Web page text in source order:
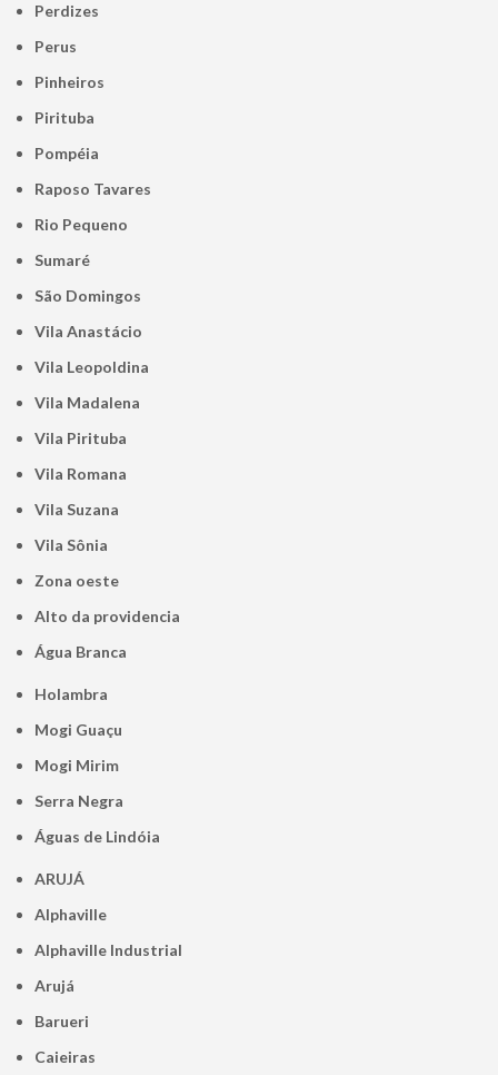
Perdizes
Perus
Pinheiros
Pirituba
Pompéia
Raposo Tavares
Rio Pequeno
Sumaré
São Domingos
Vila Anastácio
Vila Leopoldina
Vila Madalena
Vila Pirituba
Vila Romana
Vila Suzana
Vila Sônia
Zona oeste
alto da providencia
Água Branca
Holambra
Mogi Guaçu
Mogi Mirim
Serra Negra
Águas de Lindóia
ARUJÁ
Alphaville
Alphaville Industrial
Arujá
Barueri
Caieiras